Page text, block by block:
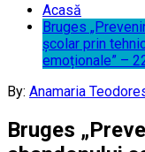
Acasă
Bruges
școlar prin
emoționale” –
By: Anamaria
Bruges